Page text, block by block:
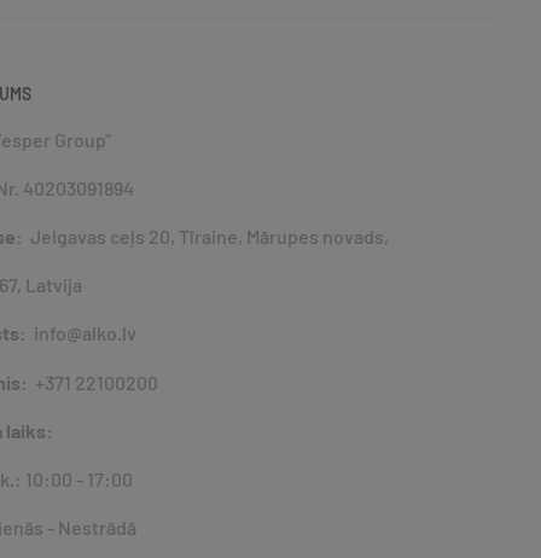
Group"
40203091894
Jelgavas ceļs 20, Tīraine, Mārupes novads,
Latvija
info@alko.lv
+371 22100200
laiks:
10:00 - 17:00
- Nestrādā